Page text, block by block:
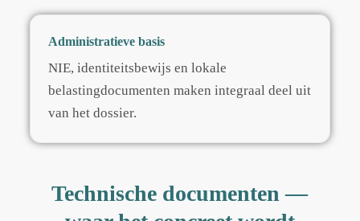
Administratieve basis
NIE, identiteitsbewijs en lokale
belastingdocumenten maken integraal deel uit
van het dossier.
Technische documenten —